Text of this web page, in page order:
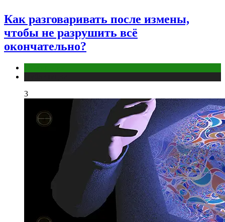
Как разговаривать после измены,
чтобы не разрушить всё
окончательно?
3